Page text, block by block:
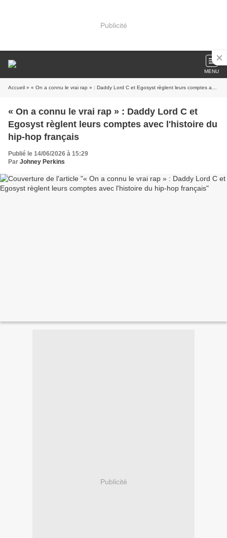
Publicité
MENU
Accueil » « On a connu le vrai rap » : Daddy Lord C et Egosyst règlent leurs comptes avec l'histoire du hip-hop français
« On a connu le vrai rap » : Daddy Lord C et
Egosyst règlent leurs comptes avec l'histoire du
hip-hop français
Publié le 14/06/2026 à 15:29
Par Johney Perkins
Publicité